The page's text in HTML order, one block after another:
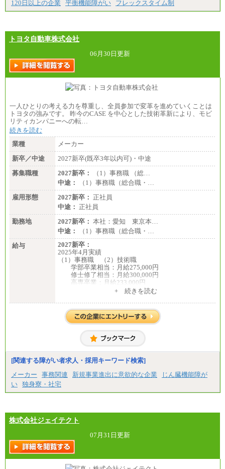
120日以上の企業
平衡機能障がい フレックスタイム制
トヨタ自動車株式会社
06月30日更新
一人ひとりの考える力を尊重し、全員参加で変革を進めていくことは
トヨタの強みです。 昨今のCASE を中心とした技術革新により、モビ
リティカンパニーへの転…
続きを読む
業種
メーカー
新卒／中途
2027新卒(既卒3年以内可)・中途
募集職種
2027新卒：
（1）事務職 （総…
中途：
（1）事務職（総合職・…
雇用形態
2027新卒： 正社員
中途： 正社員
勤務地
2027新卒： 本社：愛知 東京本…
中途：
（1）事務職（総合職・…
給与
2027新卒：
2025年4月実績
（1）事務職 （2）技術職
学部卒業相当：月給275,000円
修士修了相当：月給300,000円
高専卒業：月給233,000円
大学院修了・大学卒業：月給21万円
短期大学・専門学校（2年制）卒業：月給20万円
慮して給与を決定いたします
※試用期間中も給与に変更はございません
中途：
（1）事務職（総合職・正社員） （2）技術職（総
合職・正社員）
月給 208,000円以上
経験、能力等を考慮し、弊社規定により決定
試用期間中も給与に変更はございません
基本給
月給 182,400円以上
+ 続きを読む
[関連する障がい者求人・採用キーワード検索]
メーカー
事務関連 新規事業進出に意欲的な企業
じん臓機能障が
い 独身寮・社宅
株式会社ジェイテクト
07月31日更新